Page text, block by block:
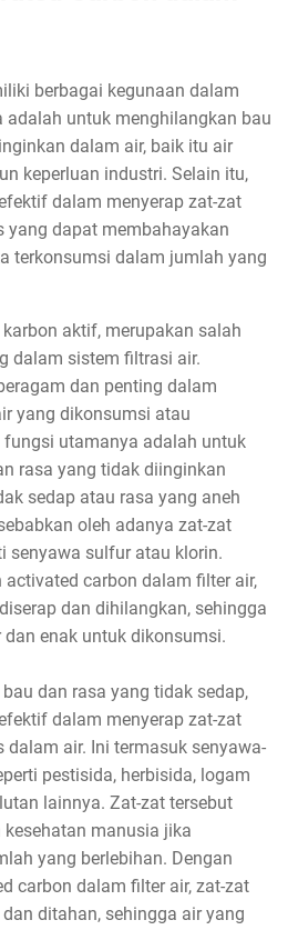
berbagai kegunaan dalam
adalah untuk menghilangkan bau
dalam air, baik itu air
keperluan industri. Selain itu,
dalam menyerap zat-zat
yang dapat membahayakan
terkonsumsi dalam jumlah yang
aktif, merupakan salah
dalam sistem filtrasi air.
dan penting dalam
yang dikonsumsi atau
utamanya adalah untuk
rasa yang tidak diinginkan
sedap atau rasa yang aneh
oleh adanya zat-zat
senyawa sulfur atau klorin.
activated carbon dalam filter air,
dan dihilangkan, sehingga
enak untuk dikonsumsi.
dan rasa yang tidak sedap,
dalam menyerap zat-zat
dalam air. Ini termasuk senyawa-
pestisida, herbisida, logam
lainnya. Zat-zat tersebut
manusia jika
yang berlebihan. Dengan
carbon dalam filter air, zat-zat
ditahan, sehingga air yang